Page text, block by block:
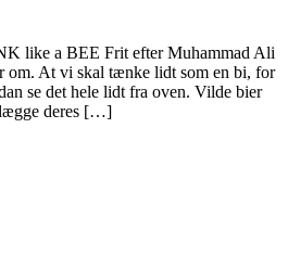
like a BEE Frit efter Muhammad Ali
om. At vi skal tænke lidt som en bi, for
se det hele lidt fra oven. Vilde bier
lægge deres […]